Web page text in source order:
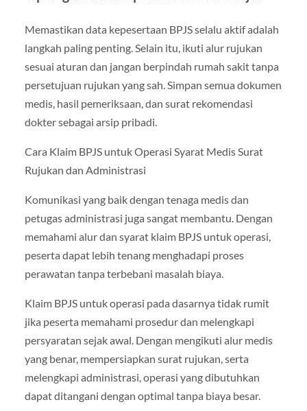
Memastikan data kepesertaan BPJS selalu aktif adalah
langkah paling penting. Selain itu, ikuti alur rujukan
sesuai aturan dan jangan berpindah rumah sakit tanpa
persetujuan rujukan yang sah. Simpan semua dokumen
medis, hasil pemeriksaan, dan surat rekomendasi
dokter sebagai arsip pribadi.
Cara Klaim BPJS untuk Operasi Syarat Medis Surat
Rujukan dan Administrasi
Komunikasi yang baik dengan tenaga medis dan
petugas administrasi juga sangat membantu. Dengan
memahami alur dan syarat klaim BPJS untuk operasi,
peserta dapat lebih tenang menghadapi proses
perawatan tanpa terbebani masalah biaya.
Klaim BPJS untuk operasi pada dasarnya tidak rumit
jika peserta memahami prosedur dan melengkapi
persyaratan sejak awal. Dengan mengikuti alur medis
yang benar, mempersiapkan surat rujukan, serta
melengkapi administrasi, operasi yang dibutuhkan
dapat ditangani dengan optimal tanpa biaya besar.